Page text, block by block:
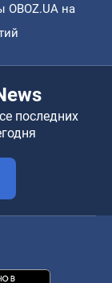
на
последних